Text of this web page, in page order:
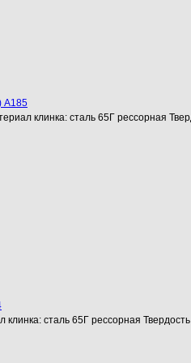
A185
клинка: сталь 65Г рессорная
сталь 65Г рессорная